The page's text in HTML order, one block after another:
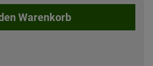
Warenkorb